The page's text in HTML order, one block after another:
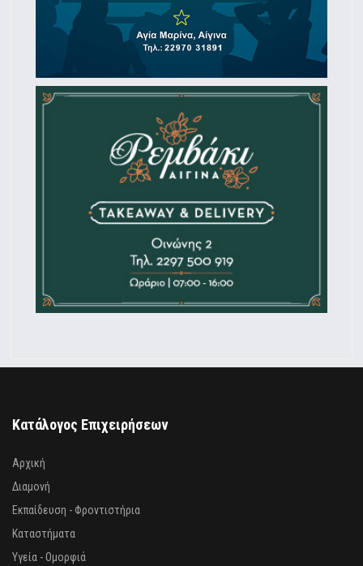
Κατάλογος Επιχειρήσεων
Αρχική
Διαμονή
Εκπαίδευση - Φροντιστήρια
Καταστήματα
Υγεία - Ομορφιά